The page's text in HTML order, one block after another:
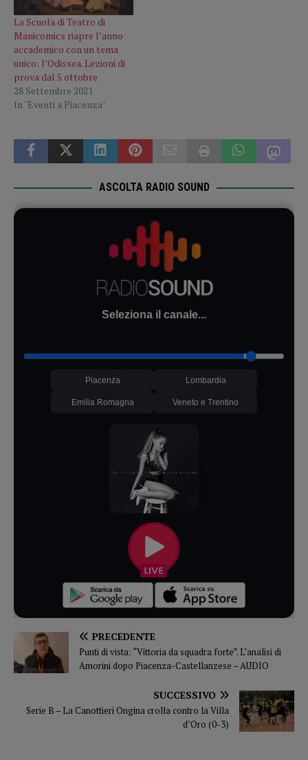
La Scuola di Teatro di
Manicomics riapre l’anno
accademico con un tema
unico: l’Odissea. Lezioni di
prova dal 5 ottobre
28 Settembre 2021
In "Eventi a Piacenza"
ASCOLTA RADIO SOUND
Seleziona il canale...
Piacenza Lombardia
Emilia Romagna Veneto e Trentino
PRECEDENTE
Punti di vista: “Vittoria da squadra forte”. L’analisi di
Amorini dopo Piacenza-Castellanzese – AUDIO
SUCCESSIVO
Serie B – La Canottieri Ongina crolla contro la Villa
d’Oro (0-3)